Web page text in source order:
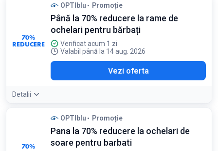
70%
REDUCERE
OPTIblu Promoție
Până la 70% reducere la rame de
ochelari pentru bărbați
Verificat acum 1 zi
Valabil până la 14 aug. 2026
Vezi oferta
Detalii
70%
OPTIblu Promoție
Pana la 70% reducere la ochelari de
soare pentru barbati